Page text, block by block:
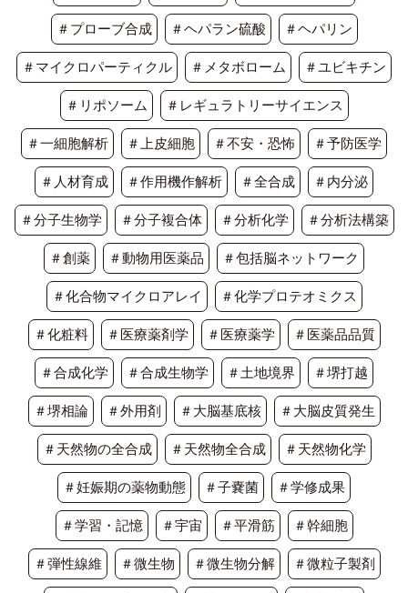
＃プローブ合成 ＃ヘパラン硫酸 ＃ヘパリン
＃マイクロパーティクル ＃メタボローム ＃ユビキチン
＃リポソーム ＃レギュラトリーサイエンス
＃一細胞解析 ＃上皮細胞 ＃不安・恐怖 ＃予防医学
＃人材育成 ＃作用機作解析 ＃全合成 ＃内分泌
＃分子生物学 ＃分子複合体 ＃分析化学 ＃分析法構築
＃創薬 ＃動物用医薬品 ＃包括脳ネットワーク
＃化合物マイクロアレイ ＃化学プロテオミクス
＃化粧料 ＃医療薬剤学 ＃医療薬学 ＃医薬品品質
＃合成化学 ＃合成生物学 ＃土地境界 ＃堺打越
＃堺相論 ＃外用剤 ＃大脳基底核 ＃大脳皮質発生
＃天然物の全合成 ＃天然物全合成 ＃天然物化学
＃妊娠期の薬物動態 ＃子嚢菌 ＃学修成果
＃学習・記憶 ＃宇宙 ＃平滑筋 ＃幹細胞
＃弾性線維 ＃微生物 ＃微生物分解 ＃微粒子製剤